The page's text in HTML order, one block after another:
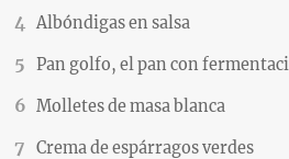
Albóndigas en salsa
Pan golfo, el pan con
Molletes de masa blanca
Crema de espárragos verdes